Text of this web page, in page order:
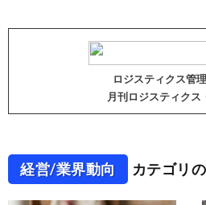
ロジスティクス管
月刊ロジスティクス
経営/業界動向 カテゴリ